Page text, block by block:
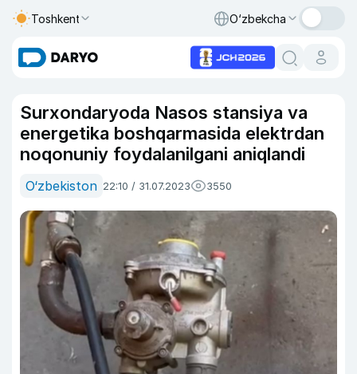
Toshkent O‘zbekcha
Surxondaryoda Nasos stansiya va
energetika boshqarmasida elektrdan
noqonuniy foydalanilgani aniqlandi
O‘zbekiston 22:10 / 31.07.2023 3550